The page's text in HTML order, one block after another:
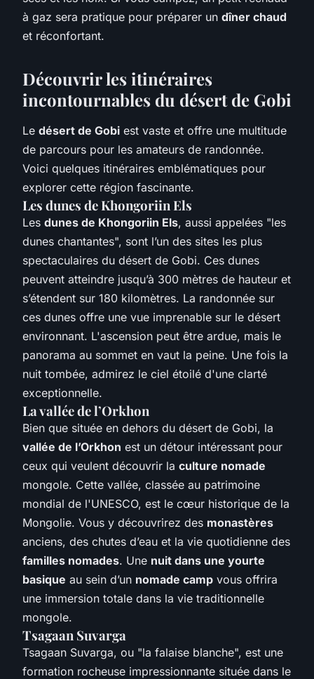
à gaz sera pratique pour préparer un dîner chaud
et réconfortant.
Découvrir les itinéraires
incontournables du désert de Gobi
Le désert de Gobi est vaste et offre une multitude
de parcours pour les amateurs de randonnée.
Voici quelques itinéraires emblématiques pour
explorer cette région fascinante.
Les dunes de Khongoriin Els
Les dunes de Khongoriin Els, aussi appelées "les
dunes chantantes", sont l’un des sites les plus
spectaculaires du désert de Gobi. Ces dunes
peuvent atteindre jusqu’à 300 mètres de hauteur et
s’étendent sur 180 kilomètres. La randonnée sur
ces dunes offre une vue imprenable sur le désert
environnant. L'ascension peut être ardue, mais le
panorama au sommet en vaut la peine. Une fois la
nuit tombée, admirez le ciel étoilé d'une clarté
exceptionnelle.
La vallée de l’Orkhon
Bien que située en dehors du désert de Gobi, la
vallée de l’Orkhon est un détour intéressant pour
ceux qui veulent découvrir la culture nomade
mongole. Cette vallée, classée au patrimoine
mondial de l'UNESCO, est le cœur historique de la
Mongolie. Vous y découvrirez des monastères
anciens, des chutes d’eau et la vie quotidienne des
familles nomades. Une nuit dans une yourte
basique au sein d’un nomade camp vous offrira
une immersion totale dans la vie traditionnelle
mongole.
Tsagaan Suvarga
Tsagaan Suvarga, ou "la falaise blanche", est une
formation rocheuse impressionnante située dans le